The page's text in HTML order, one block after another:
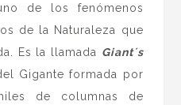
de los fenómenos
de la Naturaleza que
Es la llamada Giant´s
Gigante formada por
de columnas de